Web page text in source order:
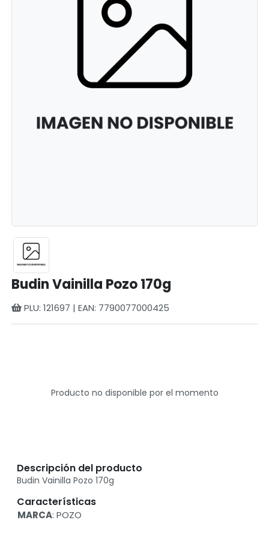
Budin Vainilla Pozo 170g
PLU: 121697 | EAN: 7790077000425
Producto no disponible por el momento
Descripción del producto
Budin Vainilla Pozo 170g
Características
MARCA: POZO